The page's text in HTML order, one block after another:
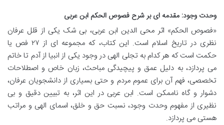
وحدت وجود: مقدمه ای بر شرح فصوص الحکم ابن عربی
«فصوص الحکم» اثر محی الدین ابن عربی، بی شک یکی از قلل عرفان
نظری در تاریخ اسلام است. این کتاب، که مجموعه ای از ۲۷ فص یا
حکمت است که هر کدام به تجلی الهی در وجود یکی از انبیا از آدم تا خاتم
می پردازد، به دلیل عمق و پیچیدگی مباحث، زبان خاص و اصطلاحات
تخصصی، فهم آن برای عموم مردم و حتی بسیاری از دانشجویان عرفان،
دشوار و گاه ناممکن است. ابن عربی در این اثر، به تبیین دقیق و بی
نظیری از مفهوم وحدت وجود، نسبت حق و خلق، اسمای الهی و مراتب
هستی می پردازد.